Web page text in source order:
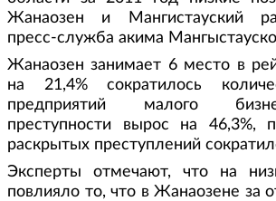
Жанаозен и Мангистауский
пресс-служба акима
Жанаозен занимает 6 место в
на 21,4% сократилось
предприятий малого
преступности вырос на 46,3%,
раскрытых преступлений
Эксперты отмечают, что на
повлияло то, что в Жанаозене за